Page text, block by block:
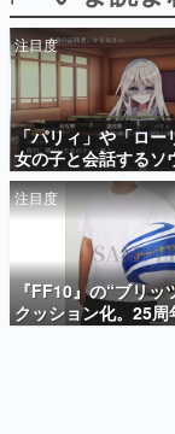
ピック
電ファミのいま読
アプリセール情報
インタビュー
連載・
殿
SNS
ど。
事を
注目度
「パリィ」や「ロー
女の子と会話するソ
恋愛ゲーム『小早川
ルライク』無料公開
敗すると「YOU
注目度
『FF10』の“ブリッ
クッション化。25周
「FINAL FANTASY